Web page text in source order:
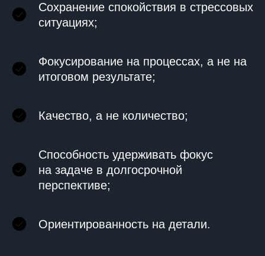
Сохранение спокойствия в стрессовых
ситуациях;
Фокусирование на процессах, а не на
итоговом результате;
Качество, а не количество;
Способность удерживать фокус
на задаче в долгосрочной
перспективе;
Ориентированность на детали.